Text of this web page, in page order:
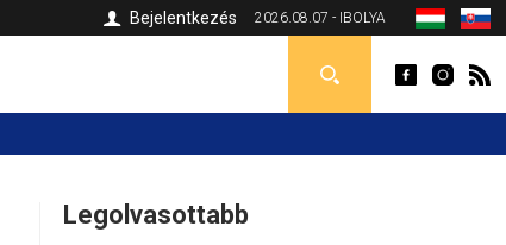
2026.08.07 - IBOLYA
Bejelentkezés
Legolvasottabb